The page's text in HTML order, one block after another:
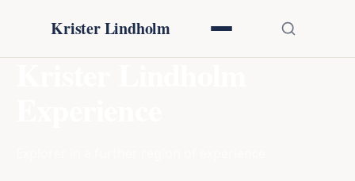
Krister Lindholm
Krister Lindholm